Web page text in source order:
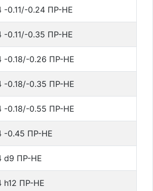
-0.11/-0.24 ПР-НЕ
-0.11/-0.35 ПР-НЕ
-0.18/-0.26 ПР-НЕ
-0.18/-0.35 ПР-НЕ
-0.18/-0.55 ПР-НЕ
-0.45 ПР-НЕ
d9 ПР-НЕ
h12 ПР-НЕ